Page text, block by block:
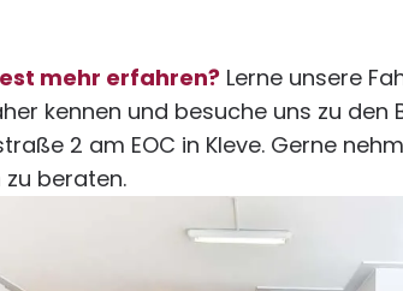
mehr erfahren? Lerne unsere
kennen und besuche uns zu den
2 am EOC in Kleve. Gerne
beraten.